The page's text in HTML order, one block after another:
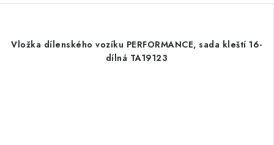
Vložka dílenského vozíku PERFORMANCE, sada kleští 16-
dílná TA19123